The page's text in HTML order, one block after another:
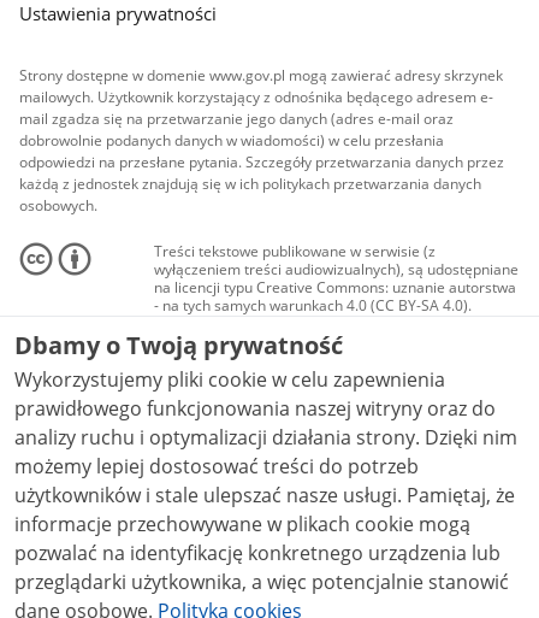
Ustawienia prywatności
Strony dostępne w domenie www.gov.pl mogą zawierać adresy skrzynek
mailowych. Użytkownik korzystający z odnośnika będącego adresem e-
mail zgadza się na przetwarzanie jego danych (adres e-mail oraz
dobrowolnie podanych danych w wiadomości) w celu przesłania
odpowiedzi na przesłane pytania. Szczegóły przetwarzania danych przez
każdą z jednostek znajdują się w ich politykach przetwarzania danych
osobowych.
Treści tekstowe publikowane w serwisie (z
wyłączeniem treści audiowizualnych), są udostępniane
na licencji typu Creative Commons: uznanie autorstwa
- na tych samych warunkach 4.0 (CC BY-SA 4.0).
Materiały audiowizualne, w tym zdjęcia, materiały
audio i wideo, są udostępniane na licencji typu
Creative Commons: uznanie autorstwa użycie
niekomercyjne - bez utworów zależnych 4.0 (CC BY-
NC-ND 4.0), o ile nie jest to stwierdzone inaczej.
Dbamy o Twoją prywatność
Wykorzystujemy pliki cookie w celu zapewnienia
prawidłowego funkcjonowania naszej witryny oraz do
analizy ruchu i optymalizacji działania strony. Dzięki nim
możemy lepiej dostosować treści do potrzeb
użytkowników i stale ulepszać nasze usługi. Pamiętaj, że
informacje przechowywane w plikach cookie mogą
pozwalać na identyfikację konkretnego urządzenia lub
przeglądarki użytkownika, a więc potencjalnie stanowić
dane osobowe. Polityka cookies